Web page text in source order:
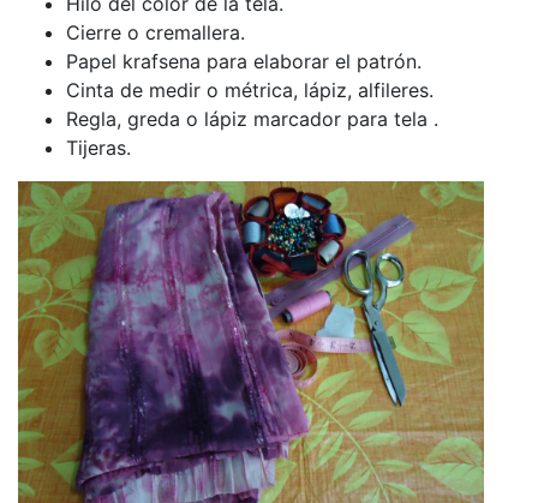
Cierre o cremallera.
Papel krafsena para elaborar el patrón.
Cinta de medir o métrica, lápiz, alfileres.
Regla, greda o lápiz marcador para tela .
Tijeras.